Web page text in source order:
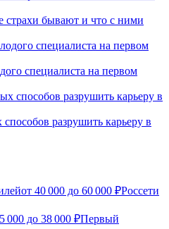
страхи бывают и что с ними
специалиста на первом
разрушить карьеру в
от 40 000 до 60 000 ₽Россети
000 до 38 000 ₽Первый